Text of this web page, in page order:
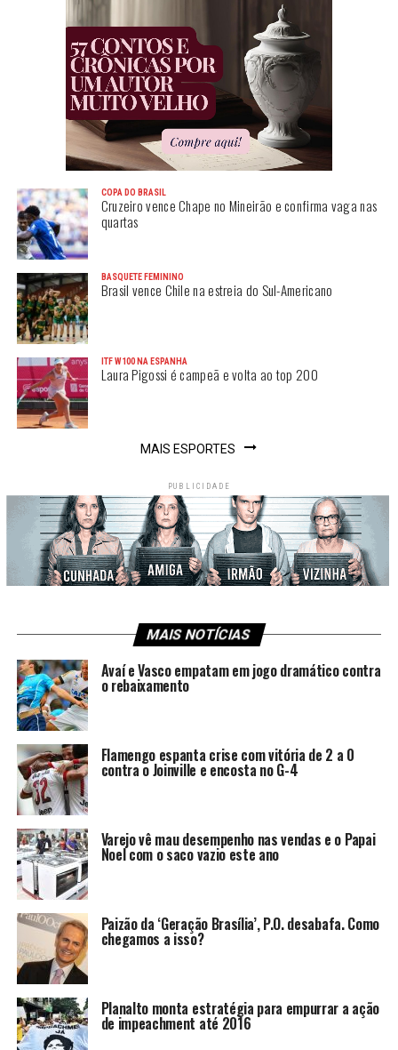
COPA DO BRASIL
Cruzeiro vence Chape no Mineirão e confirma vaga nas
quartas
BASQUETE FEMININO
Brasil vence Chile na estreia do Sul-Americano
ITF W100 NA ESPANHA
Laura Pigossi é campeã e volta ao top 200
MAIS ESPORTES
PUBLICIDADE
MAIS NOTÍCIAS
Avaí e Vasco empatam em jogo dramático contra
o rebaixamento
Flamengo espanta crise com vitória de 2 a 0
contra o Joinville e encosta no G-4
Varejo vê mau desempenho nas vendas e o Papai
Noel com o saco vazio este ano
Paizão da ‘Geração Brasília’, P.O. desabafa. Como
chegamos a isso?
Planalto monta estratégia para empurrar a ação
de impeachment até 2016